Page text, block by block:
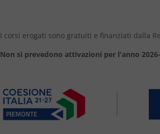
I corsi erogati sono gratuiti e finanziati dalla
Non si prevedono attivazioni per l'anno